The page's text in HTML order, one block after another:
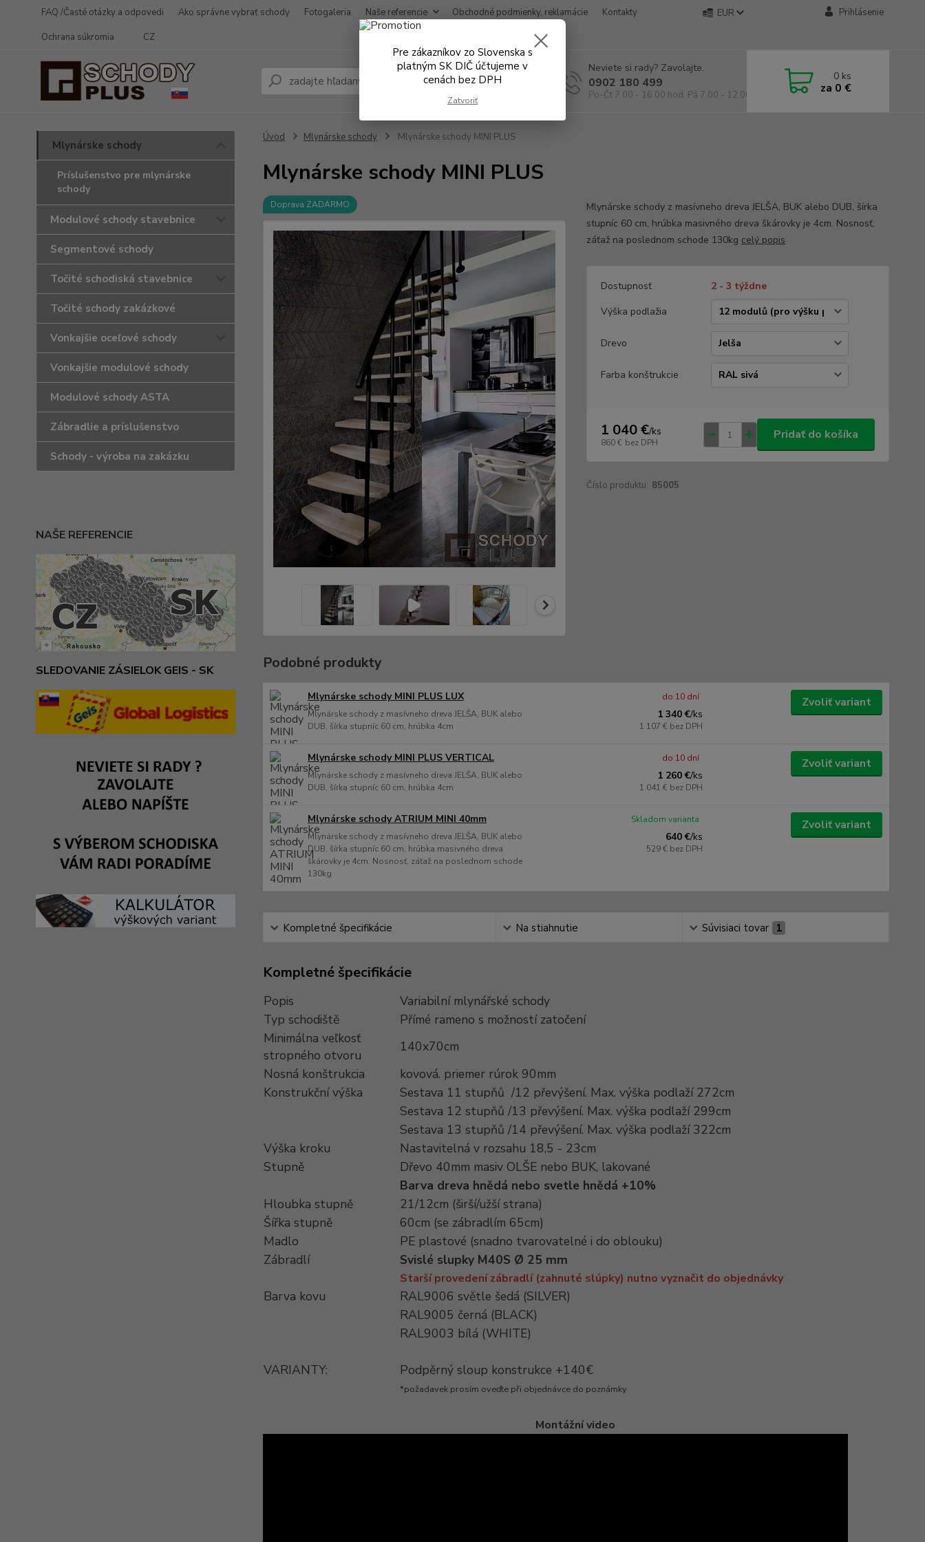
FAQ /Časté otázky a odpovedi Ako správne vybrať schody Fotogaleria Naše referencie Obchodné podmienky, reklamácie
Kontakty
Ochrana súkromia
CZ
EUR Prihlásenie
Hľadať
Neviete si rady? Zavolajte.
0902 180 499
Po-Čt 7.00 - 16.00 hod. Pá 7.00 - 12.00 hod.
0 ks
za 0 €
Mlynárske schody
Príslušenstvo pre mlynárske
schody
Modulové schody stavebnice
Segmentové schody
Točité schodiská stavebnice
Točité schody zakázkové
Vonkajšie oceľové schody
Vonkajšie modulové schody
Modulové schody ASTA
Zábradlie a príslušenstvo
Schody - výroba na zakázku
NAŠE REFERENCIE
SLEDOVANIE ZÁSIELOK GEIS - SK
Úvod Mlynárske schody Mlynárske schody MINI PLUS
Mlynárske schody MINI PLUS
Doprava ZADARMO
Mlynárske schody z masívneho dreva JELŠA, BUK alebo DUB, šírka
stupníc 60 cm, hrúbka masivného dreva škárovky je 4cm. Nosnosť,
záťaž na poslednom schode 130kg celý popis
Dostupnosť
2 - 3 týždne
Výška podlažia
Drevo
Farba konštrukcie
1 040 €/ks
860 € bez DPH
Pridať do košíka
Číslo produktu: 85005
Podobné produkty
Mlynárske schody MINI PLUS LUX
Mlynárske schody z masívneho dreva JELŠA, BUK alebo
DUB, šírka stupníc 60 cm, hrúbka 4cm
1 340 €/ks
1 107 € bez DPH
do 10 dní Zvoliť variant
Mlynárske schody MINI PLUS VERTICAL
Mlynárske schody z masívneho dreva JELŠA, BUK alebo
DUB, šírka stupníc 60 cm, hrúbka 4cm
1 260 €/ks
1 041 € bez DPH
do 10 dní Zvoliť variant
Mlynárske schody ATRIUM MINI 40mm
Mlynárske schody z masívneho dreva JELŠA, BUK alebo
DUB, šírka stupníc 60 cm, hrúbka masivného dreva
škárovky je 4cm. Nosnosť, záťaž na poslednom schode
130kg
640 €/ks
529 € bez DPH
Skladom varianta Zvoliť variant
Kompletné špecifikácie Na stiahnutie Súvisiaci tovar 1
Kompletné špecifikácie
Popis
Variabilní mlynářské schody
Typ schodiště
Přímé rameno s možností zatočení
Minimálna veľkosť
stropného otvoru
140x70cm
Nosná konštrukcia
kovová. priemer rúrok 90mm
Konstrukční výška
Sestava 11 stupňů /12 převýšení. Max. výška podlaží 272cm
Sestava 12 stupňů /13 převýšení. Max. výška podlaží 299cm
Sestava 13 stupňů /14 převýšení. Max. výška podlaží 322cm
Výška kroku
Nastavitelná v rozsahu 18,5 - 23cm
Stupně
Dřevo 40mm masiv OLŠE nebo BUK, lakované
Barva dreva hnědá nebo svetle hnědá +10%
Hloubka stupně
21/12cm (širší/užší strana)
Šířka stupně
60cm (se zábradlím 65cm)
Madlo
PE plastové (snadno tvarovatelné i do oblouku)
Zábradlí
Svislé slupky M40S Ø 25 mm
Starší provedení zábradlí (zahnuté slúpky) nutno vyznačit do objednávky
Barva kovu
RAL9006 světle šedá (SILVER)
RAL9005 černá (BLACK)
RAL9003 bílá (WHITE)
VARIANTY: Podpěrný sloup konstrukce +140€
*požadavek prosím oveďte při objednávce do poznámky
Montážní video
Pre zákazníkov zo Slovenska s
platným SK DIČ účtujeme v
cenách bez DPH
Zatvoriť